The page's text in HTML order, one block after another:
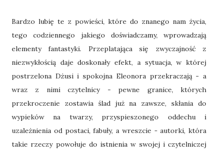
Bardzo lubię te z powieści, które do znanego nam życia,
tego codziennego jakiego doświadczamy, wprowadzają
elementy fantastyki. Przeplatająca się zwyczajność z
niezwykłością daje doskonały efekt, a sytuacja, w której
postrzelona Dżusi i spokojna Eleonora przekraczają - a
wraz z nimi czytelnicy - pewne granice, których
przekroczenie zostawia ślad już na zawsze, skłania do
wypieków na twarzy, przyspieszonego oddechu i
uzależnienia od postaci, fabuły, a wreszcie - autorki, która
takie rzeczy powołuje do istnienia w swojej i czytelniczej